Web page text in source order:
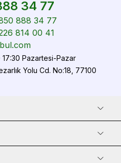
34 77
888 34 77
814 00 41
Pazartesi-Pazar
Yolu Cd. No:18, 77100